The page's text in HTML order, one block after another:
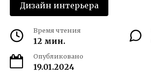
Дизайн интерьера
Время чтения
12 мин.
Опубликовано
19.01.2024